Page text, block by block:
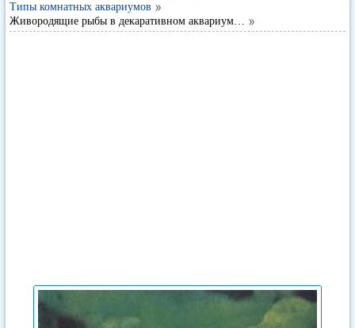
Типы комнатных аквариумов
Живородящие рыбы в декаративном аквариум…